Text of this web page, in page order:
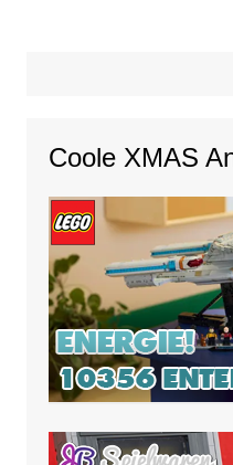
Coole XMAS